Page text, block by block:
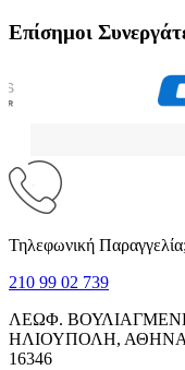
Επίσημοι
Τηλεφωνική
210 99 02 739
ΛΕΩΦ.
ΗΛΙΟΥΠΟΛΗ, ΑΘΗΝΑ
16346